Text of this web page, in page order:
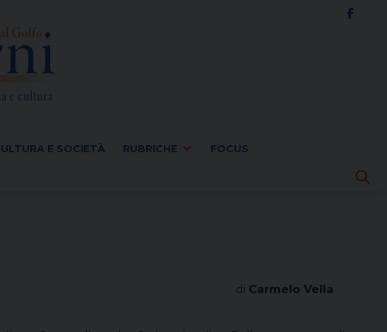
E SOCIETÀ RUBRICHE FOCUS
di Carmelo Vella